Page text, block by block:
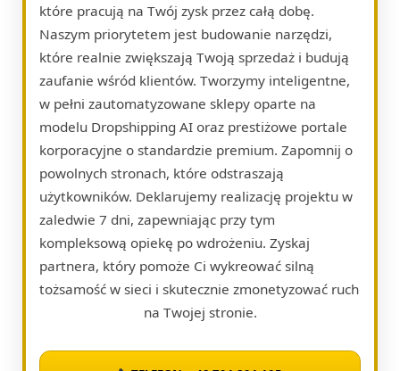
które pracują na Twój zysk przez całą dobę.
Naszym priorytetem jest budowanie narzędzi,
które realnie zwiększają Twoją sprzedaż i budują
zaufanie wśród klientów. Tworzymy inteligentne,
w pełni zautomatyzowane sklepy oparte na
modelu Dropshipping AI oraz prestiżowe portale
korporacyjne o standardzie premium. Zapomnij o
powolnych stronach, które odstraszają
użytkowników. Deklarujemy realizację projektu w
zaledwie 7 dni, zapewniając przy tym
kompleksową opiekę po wdrożeniu. Zyskaj
partnera, który pomoże Ci wykreować silną
tożsamość w sieci i skutecznie zmonetyzować ruch
na Twojej stronie.